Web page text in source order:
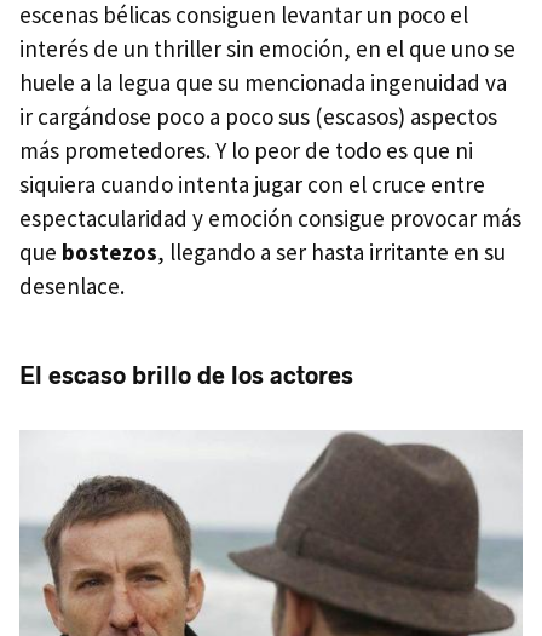
escenas bélicas consiguen levantar un poco el
interés de un thriller sin emoción, en el que uno se
huele a la legua que su mencionada ingenuidad va
ir cargándose poco a poco sus (escasos) aspectos
más prometedores. Y lo peor de todo es que ni
siquiera cuando intenta jugar con el cruce entre
espectacularidad y emoción consigue provocar más
que bostezos, llegando a ser hasta irritante en su
desenlace.
El escaso brillo de los actores